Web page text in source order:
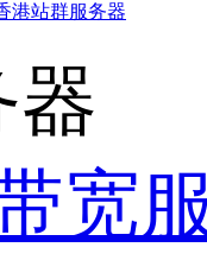
港站群服务器
器
宽